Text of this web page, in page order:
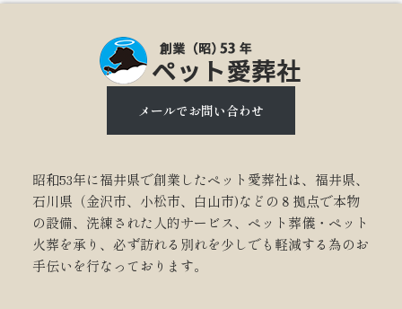
メールでお問い合わせ
昭和53年に福井県で創業したペット愛葬社は、福井県、
石川県（金沢市、小松市、白山市)などの８拠点で本物
の設備、洗練された人的サービス、ペット葬儀・ペット
火葬を承り、必ず訪れる別れを少しでも軽減する為のお
手伝いを行なっております。